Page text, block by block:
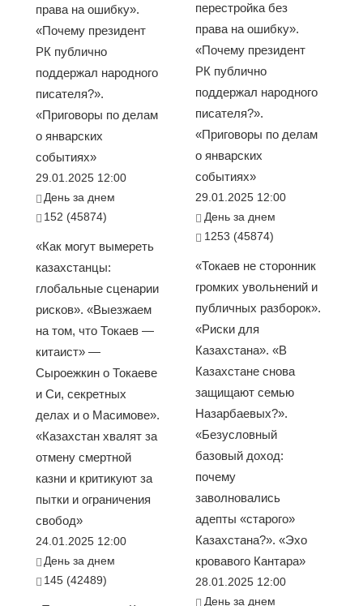
права на ошибку».
«Почему президент
РК публично
поддержал народного
писателя?».
«Приговоры по делам
о январских
событиях»
29.01.2025 12:00
День за днем
152 (45874)
«Как могут вымереть
казахстанцы:
глобальные сценарии
рисков». «Выезжаем
на том, что Токаев —
китаист» —
Сыроежкин о Токаеве
и Си, секретных
делах и о Масимове».
«Казахстан хвалят за
отмену смертной
казни и критикуют за
пытки и ограничения
свобод»
24.01.2025 12:00
День за днем
145 (42489)
перестройка без
права на ошибку».
«Почему президент
РК публично
поддержал народного
писателя?».
«Приговоры по делам
о январских
событиях»
29.01.2025 12:00
День за днем
1253 (45874)
«Токаев не сторонник
громких увольнений и
публичных разборок».
«Риски для
Казахстана». «В
Казахстане снова
защищают семью
Назарбаевых?».
«Безусловный
базовый доход:
почему
заволновались
адепты «старого»
Казахстана?». «Эхо
кровавого Кантара»
28.01.2025 12:00
День за днем